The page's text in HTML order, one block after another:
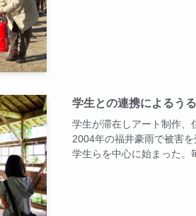
学生との連携によるう
学生が滞在しアート制作、
2004年の福井豪雨で被害
学生らを中心に始まった。